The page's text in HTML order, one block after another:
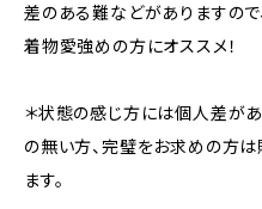
差のある難などがありますので
着物愛強めの方にオススメ！
＊状態の感じ方には個人差が
の無い方、完璧をお求めの方
ます。